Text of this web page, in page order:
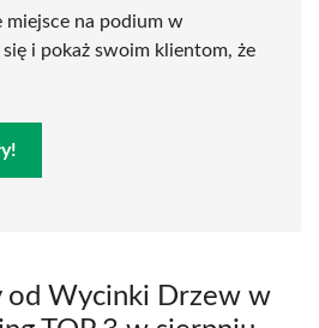
miejsce na podium w
i pokaż swoim klientom, że
od Wycinki Drzew w